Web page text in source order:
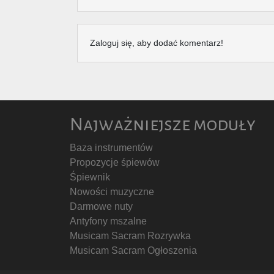
Zaloguj się, aby dodać komentarz!
Najważniejsze moduły
Baza instrumentów
Propozycje śpiewów
Śpiewnik
Nowości muzyczne
Darmowe nuty
Antyfony mszalne
Musicam Sacram Rozrywka
Musicam Sacram Ogłoszenia